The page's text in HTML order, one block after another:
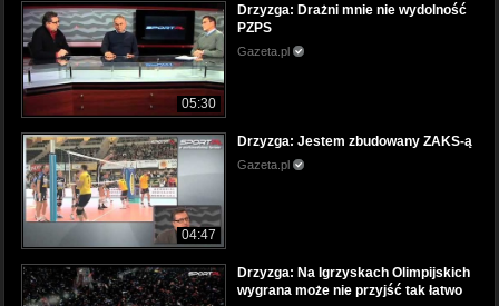
05:30
Drzyzga: Drażni mnie nie wydolność
PZPS
Gazeta.pl
04:47
Drzyzga: Jestem zbudowany ZAKS-ą
Gazeta.pl
Drzyzga: Na Igrzyskach Olimpijskich
wygrana może nie przyjść tak łatwo